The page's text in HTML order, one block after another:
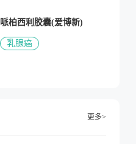
哌柏西利胶囊(爱博新)
乳腺癌
更多>